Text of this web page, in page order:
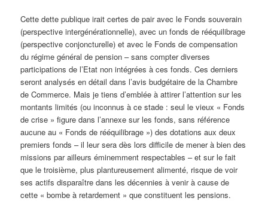
Cette dette publique irait certes de pair avec le Fonds souverain
(perspective intergénérationnelle), avec un fonds de rééquilibrage
(perspective conjoncturelle) et avec le Fonds de compensation
du régime général de pension – sans compter diverses
participations de l’Etat non intégrées à ces fonds. Ces derniers
seront analysés en détail dans l’avis budgétaire de la Chambre
de Commerce. Mais je tiens d’emblée à attirer l’attention sur les
montants limités (ou inconnus à ce stade : seul le vieux « Fonds
de crise » figure dans l’annexe sur les fonds, sans référence
aucune au « Fonds de rééquilibrage ») des dotations aux deux
premiers fonds – il leur sera dès lors difficile de mener à bien des
missions par ailleurs éminemment respectables – et sur le fait
que le troisième, plus plantureusement alimenté, risque de voir
ses actifs disparaître dans les décennies à venir à cause de
cette « bombe à retardement » que constituent les pensions.